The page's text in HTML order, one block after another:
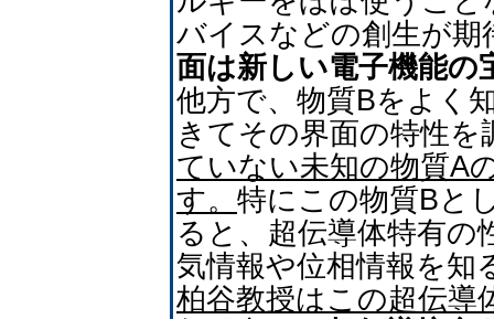
バイスなどの創生が
面は新しい電子機能の
他方で、物質Bをよく
きてその界面の特性を
ていない未知の物質A
す。 特にこの物質Bと
ると、超伝導体特有の
気情報や位相情報を知
柏谷教授はこの超伝導